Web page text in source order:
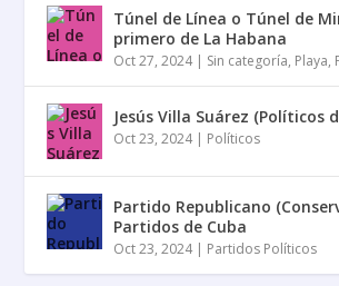
Túnel de Línea o Túnel de
primero de La Habana
Oct 27, 2024| Sin categoría, Playa,
Jesús Villa Suárez (Políticos
Oct 23, 2024| Políticos
Partido Republicano
Partidos de Cuba
Oct 23, 2024| Partidos Políticos